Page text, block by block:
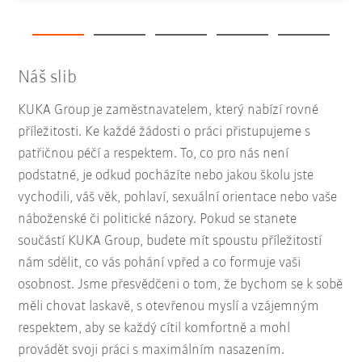
Náš slib
KUKA Group je zaměstnavatelem, který nabízí rovné
příležitosti. Ke každé žádosti o práci přistupujeme s
patřičnou péčí a respektem. To, co pro nás není
podstatné, je odkud pocházíte nebo jakou školu jste
vychodili, váš věk, pohlaví, sexuální orientace nebo vaše
náboženské či politické názory. Pokud se stanete
součástí KUKA Group, budete mít spoustu příležitostí
nám sdělit, co vás pohání vpřed a co formuje vaši
osobnost. Jsme přesvědčeni o tom, že bychom se k sobě
měli chovat laskavě, s otevřenou myslí a vzájemným
respektem, aby se každý cítil komfortně a mohl
provádět svoji práci s maximálním nasazením.